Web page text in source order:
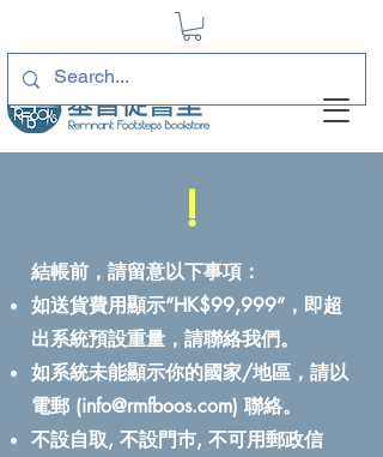
!
結帳前，請留意以下事項：
如送貨費用顯示“HK$99,999”，即超
出系統預設重量，請聯絡我們。
如系統未能顯示你的國家/地區，請以
電郵 (info@rmfboos.com) 聯絡。
不設自取, 不設門巿, 不可用郵政信